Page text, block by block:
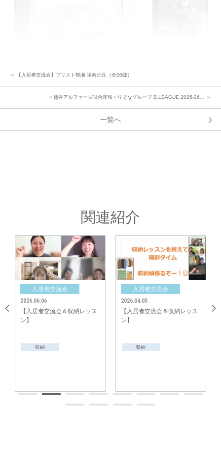
中央グリーン開発㈱では、これからの街の成長を楽しみにしつつ、今後も
＜ 【入居者交流会】ブリスト鶴瀬 陽向の丘（全20邸）
＜越谷アルファーズ試合速報＞りそなグループ B.LEAGUE 2025-26… ＞
一覧へ
関連紹介
入居者交流会
2026.06.06
【入居者交流会＆収納レッス
ン】
収納
入居者交流会
2026.04.05
【入居者交流会＆収納レッス
ン】
収納